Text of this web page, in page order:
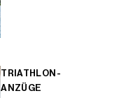
TRIATHLON-
ANZÜGE